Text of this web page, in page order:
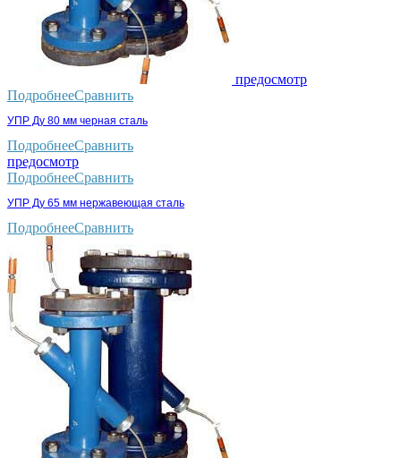
предосмотр
ПодробнееСравнить
УПР Ду 80 мм черная сталь
ПодробнееСравнить
предосмотр
ПодробнееСравнить
УПР Ду 65 мм нержавеющая сталь
ПодробнееСравнить